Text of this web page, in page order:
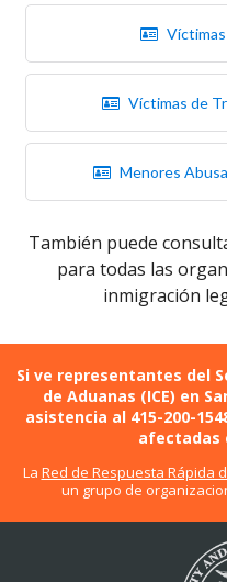
Víctimas de
Menores
También puede
para todas las
inmigración
Si ve representantes del
de Aduanas (ICE) en
asistencia al 415-200-
afectadas
La Red de Respuesta Rápida
un grupo de